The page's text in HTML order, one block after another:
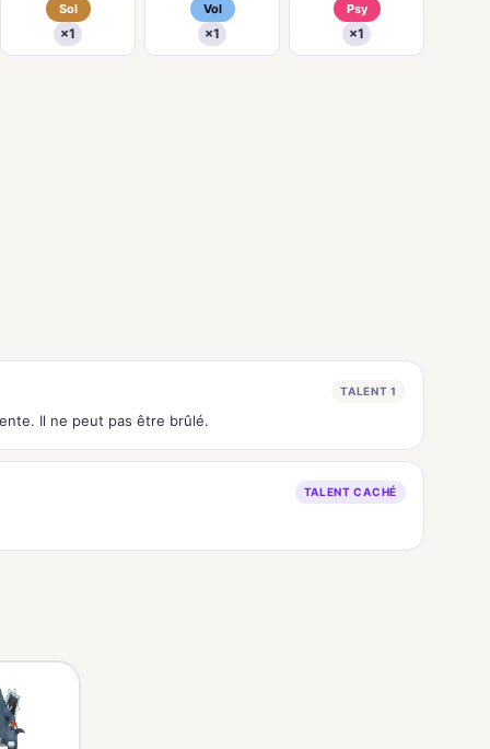
Sol
×1
Vol
×1
Psy
×1
TALENT 1
Il ne peut pas être brûlé.
TALENT CACHÉ